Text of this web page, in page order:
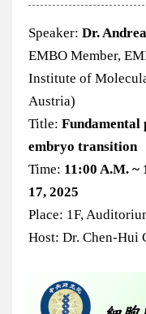
Speaker: Dr.
EMBO Member,
Institute of
Austria)
Title: Fundamental
embryo transition
Time: 11:00 A.M. ~
17, 2025
Place: 1F,
Host: Dr. Chen-Hui